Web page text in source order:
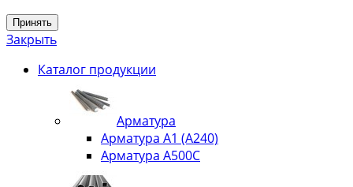
Принять
Закрыть
Каталог продукции
Арматура
Арматура А1 (А240)
Арматура А500С